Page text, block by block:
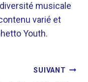
musicale
varié et
Youth.
SUIVANT